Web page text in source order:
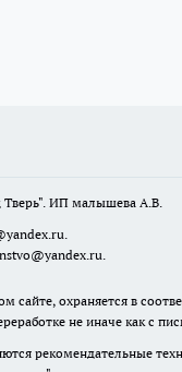
Тверь". ИП малышева А.В.
сайте, охраняется в
не иначе как с
рекомендательные